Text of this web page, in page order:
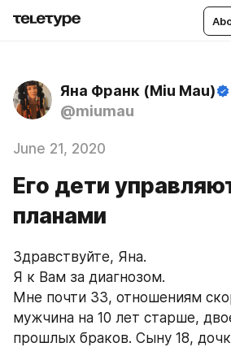
Яна Франк (Miu Mau)
@miumau
June 21, 2020
Его дети
планами
Здравствуйте, Яна.
Я к Вам за диагнозом.
Мне почти 33, отношениям
мужчина на 10 лет старше,
прошлых браков. Сыну 18,